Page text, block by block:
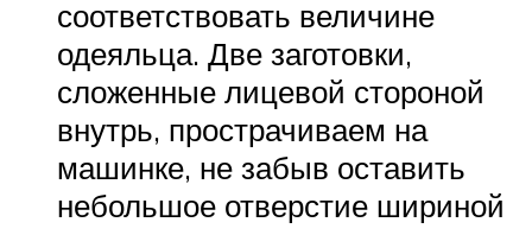
соответствовать величине
одеяльца. Две заготовки,
сложенные лицевой стороной
внутрь, прострачиваем на
машинке, не забыв оставить
небольшое отверстие шириной